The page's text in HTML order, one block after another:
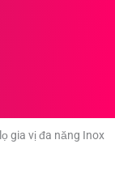
gia vị đa năng Inox